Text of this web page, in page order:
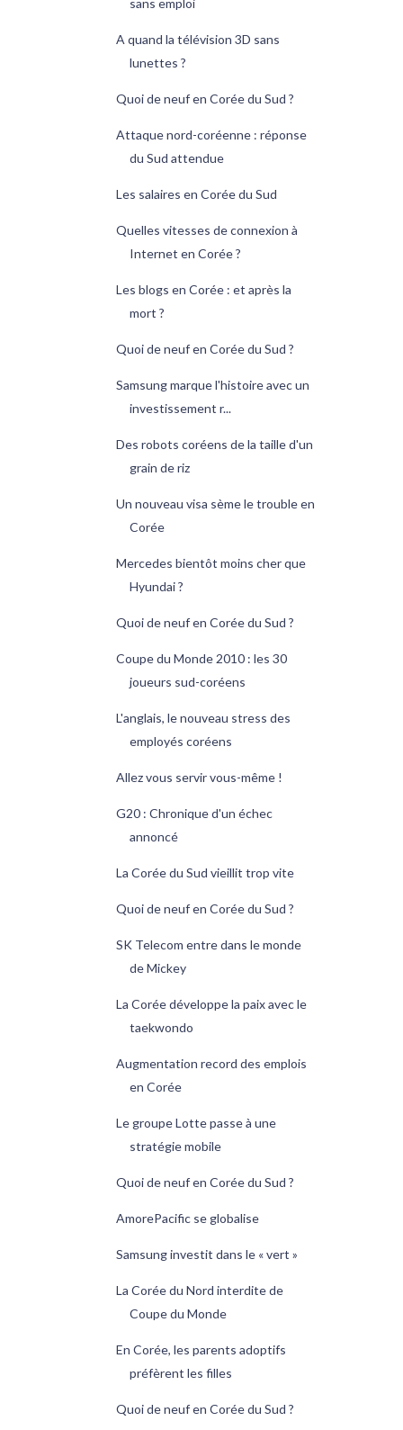
A quand la télévision 3D sans
lunettes ?
Quoi de neuf en Corée du Sud ?
Attaque nord-coréenne : réponse
du Sud attendue
Les salaires en Corée du Sud
Quelles vitesses de connexion à
Internet en Corée ?
Les blogs en Corée : et après la
mort ?
Quoi de neuf en Corée du Sud ?
Samsung marque l'histoire avec un
investissement r...
Des robots coréens de la taille d'un
grain de riz
Un nouveau visa sème le trouble en
Corée
Mercedes bientôt moins cher que
Hyundai ?
Quoi de neuf en Corée du Sud ?
Coupe du Monde 2010 : les 30
joueurs sud-coréens
L'anglais, le nouveau stress des
employés coréens
Allez vous servir vous-même !
G20 : Chronique d'un échec
annoncé
La Corée du Sud vieillit trop vite
Quoi de neuf en Corée du Sud ?
SK Telecom entre dans le monde
de Mickey
La Corée développe la paix avec le
taekwondo
Augmentation record des emplois
en Corée
Le groupe Lotte passe à une
stratégie mobile
Quoi de neuf en Corée du Sud ?
AmorePacific se globalise
Samsung investit dans le « vert »
La Corée du Nord interdite de
Coupe du Monde
En Corée, les parents adoptifs
préfèrent les filles
Quoi de neuf en Corée du Sud ?